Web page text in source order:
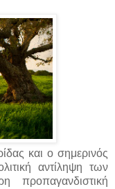
και ο σημερινός
αντίληψη των
προπαγανδιστική